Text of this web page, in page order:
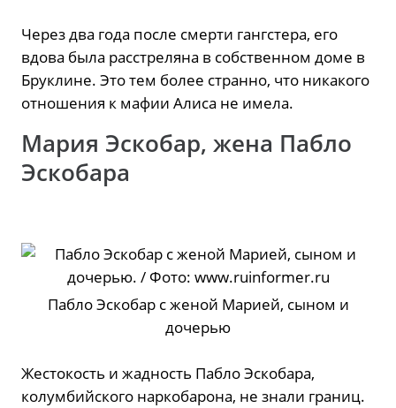
Через два года после смерти гангстера, его
вдова была расстреляна в собственном доме в
Бруклине. Это тем более странно, что никакого
отношения к мафии Алиса не имела.
Мария Эскобар, жена Пабло
Эскобара
Пабло Эскобар с женой Марией, сыном и
дочерью
Жестокость и жадность Пабло Эскобара,
колумбийского наркобарона, не знали границ.